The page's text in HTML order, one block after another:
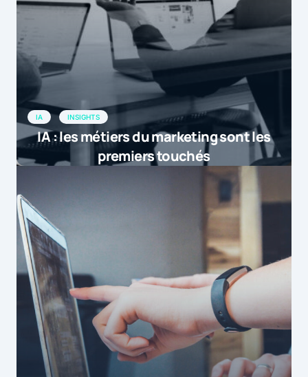
IA INSIGHTS
IA : les métiers du marketing sont les
premiers touchés